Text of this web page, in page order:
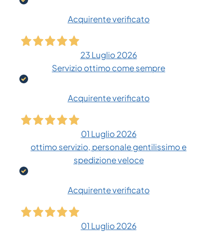
Acquirente verificato
23 Luglio 2026
Servizio ottimo come sempre
Acquirente verificato
01 Luglio 2026
ottimo servizio, personale gentilissimo e
spedizione veloce
Acquirente verificato
01 Luglio 2026